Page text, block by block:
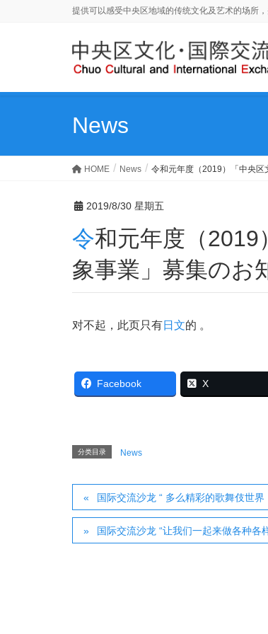
提供可以感受中央区地域的传统文化及艺术的场所
News
HOME News 令和元年度（2019）「中央区
2019/8/30 星期五
令和元年度（2019）「中央区文化推進事業の助成対
象事業」募集のお
对不起，此页只有日文的 。
Facebook X
分类目录 News
国际交流沙龙 “ 多么精彩的歌舞伎世界
国际交流沙龙 “让我们一起来做各种各